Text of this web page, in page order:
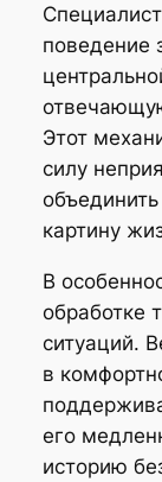
поведение
Этот
силу
картину
В
обработке
ситуаций.
в
его
историю